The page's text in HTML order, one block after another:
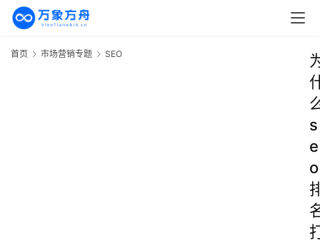
首页 市场营销专题 SEO
s
e
o